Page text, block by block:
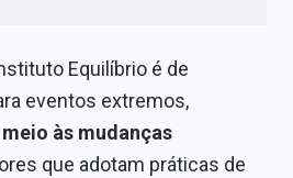
Equilíbrio é de
eventos extremos,
às mudanças
que adotam práticas de